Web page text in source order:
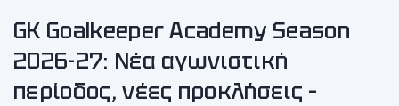
GK Goalkeeper Academy Season
2026-27: Νέα αγωνιστική
περίοδος, νέες προκλήσεις –